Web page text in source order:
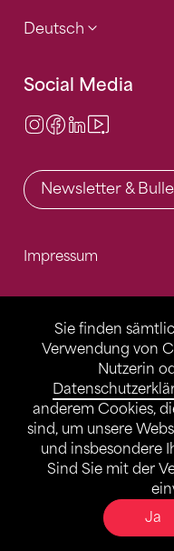
Sie finden
Verwendung von
Nutzerin
anderem Cookies,
sind, um unsere
und insbesondere
Sind Sie mit der
Ja
Deutsch
Social Media
Instagram
Facebook
LinkedIn
Newsletter &
Impressum